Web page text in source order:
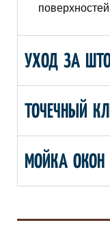
поверхностей
УХОД ЗА
ТОЧЕЧНЫЙ
МОЙКА ОКОН